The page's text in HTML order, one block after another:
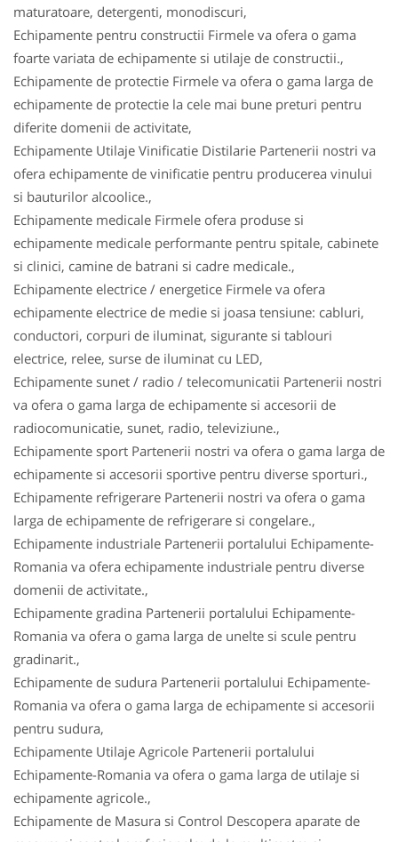
maturatoare, detergenti, monodiscuri,
Echipamente pentru constructii Firmele va ofera o gama
foarte variata de echipamente si utilaje de constructii.,
Echipamente de protectie Firmele va ofera o gama larga de
echipamente de protectie la cele mai bune preturi pentru
diferite domenii de activitate,
Echipamente Utilaje Vinificatie Distilarie Partenerii nostri va
ofera echipamente de vinificatie pentru producerea vinului
si bauturilor alcoolice.,
Echipamente medicale Firmele ofera produse si
echipamente medicale performante pentru spitale, cabinete
si clinici, camine de batrani si cadre medicale.,
Echipamente electrice / energetice Firmele va ofera
echipamente electrice de medie si joasa tensiune: cabluri,
conductori, corpuri de iluminat, sigurante si tablouri
electrice, relee, surse de iluminat cu LED,
Echipamente sunet / radio / telecomunicatii Partenerii nostri
va ofera o gama larga de echipamente si accesorii de
radiocomunicatie, sunet, radio, televiziune.,
Echipamente sport Partenerii nostri va ofera o gama larga de
echipamente si accesorii sportive pentru diverse sporturi.,
Echipamente refrigerare Partenerii nostri va ofera o gama
larga de echipamente de refrigerare si congelare.,
Echipamente industriale Partenerii portalului Echipamente-
Romania va ofera echipamente industriale pentru diverse
domenii de activitate.,
Echipamente gradina Partenerii portalului Echipamente-
Romania va ofera o gama larga de unelte si scule pentru
gradinarit.,
Echipamente de sudura Partenerii portalului Echipamente-
Romania va ofera o gama larga de echipamente si accesorii
pentru sudura,
Echipamente Utilaje Agricole Partenerii portalului
Echipamente-Romania va ofera o gama larga de utilaje si
echipamente agricole.,
Echipamente de Masura si Control Descopera aparate de